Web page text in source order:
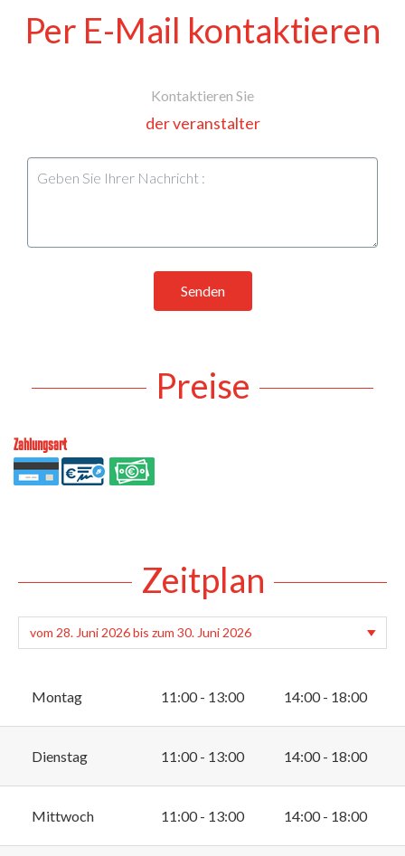
Per E-Mail kontaktieren
Kontaktieren Sie
der veranstalter
Senden
Preise
Zahlungsart
Zeitplan
Montag 11:00 - 13:00 14:00 - 18:00
Dienstag 11:00 - 13:00 14:00 - 18:00
Mittwoch 11:00 - 13:00 14:00 - 18:00